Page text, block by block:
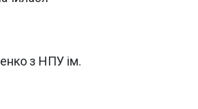
з НПУ ім.